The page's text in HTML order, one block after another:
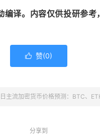
译。内容仅供投研参
 赞(0)
主流加密货币价格预测：BTC、
分享到